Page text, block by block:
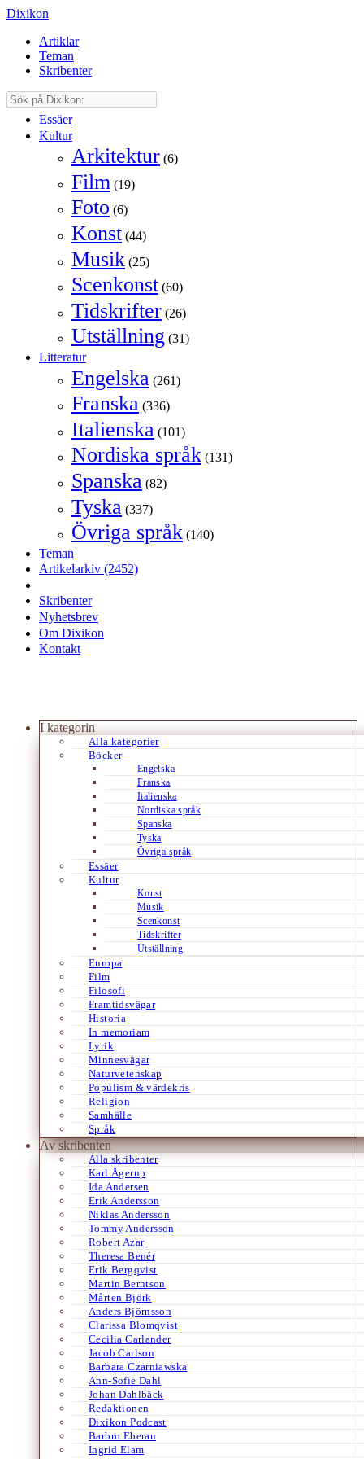
Dixikon
Artiklar
Teman
Skribenter
Essäer
Kultur
Arkitektur (6)
Film (19)
Foto (6)
Konst (44)
Musik (25)
Scenkonst (60)
Tidskrifter (26)
Utställning (31)
Litteratur
Engelska (261)
Franska (336)
Italienska (101)
Nordiska språk (131)
Spanska (82)
Tyska (337)
Övriga språk (140)
Teman
Artikelarkiv (2452)
Skribenter
Nyhetsbrev
Om Dixikon
Kontakt
I kategorin
Alla kategorier
Böcker
Engelska
Franska
Italienska
Nordiska språk
Spanska
Tyska
Övriga språk
Essäer
Kultur
Konst
Musik
Scenkonst
Tidskrifter
Utställning
Europa
Film
Filosofi
Framtidsvägar
Historia
In memoriam
Lyrik
Minnesvägar
Naturvetenskap
Populism & värdekris
Religion
Samhälle
Språk
Av skribenten
Alla skribenter
Karl Ågerup
Ida Andersen
Erik Andersson
Niklas Andersson
Tommy Andersson
Robert Azar
Theresa Benér
Erik Bergqvist
Martin Berntson
Mårten Björk
Anders Björnsson
Clarissa Blomqvist
Cecilia Carlander
Jacob Carlson
Barbara Czarniawska
Ann-Sofie Dahl
Johan Dahlbäck
Redaktionen
Dixikon Podcast
Barbro Eberan
Ingrid Elam